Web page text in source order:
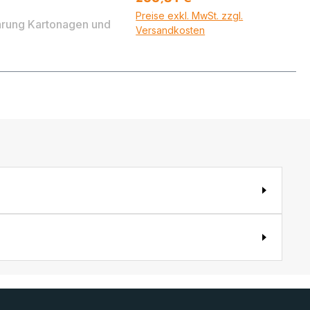
Kartonagen und
Preise exkl. MwSt. zzgl.
Versandkosten